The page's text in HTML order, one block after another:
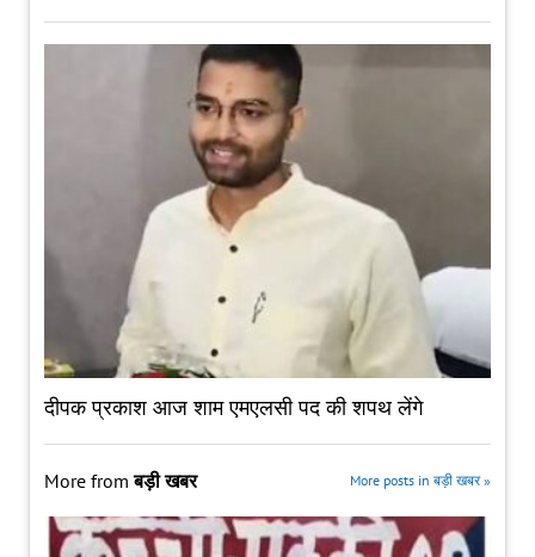
दीपक प्रकाश आज शाम एमएलसी पद की शपथ लेंगे
More fromबड़ी खबर More posts in बड़ी खबर »